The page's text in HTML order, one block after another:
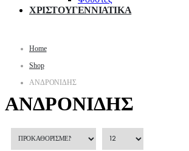
ΧΡΙΣΤΟΥΓΕΝΝΙΑΤΙΚΑ
Home
Shop
ΑΝΔΡΟΝΙΔΗΣ
ΑΝΔΡΟΝΙΔΗΣ